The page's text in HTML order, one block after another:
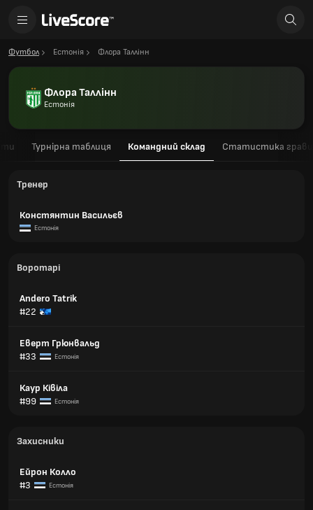
Футбол Естонія Флора Таллінн
Флора Таллінн
Естонія
Турнірна таблиця Командний склад Статистика
Тренер
Констянтин Васильєв
Естонія
Воротарі
Andero Tatrik
#22
Еверт Грюнвальд
#33
Естонія
Каур Ківіла
#99
Естонія
Захисники
Ейрон Колло
#3
Естонія